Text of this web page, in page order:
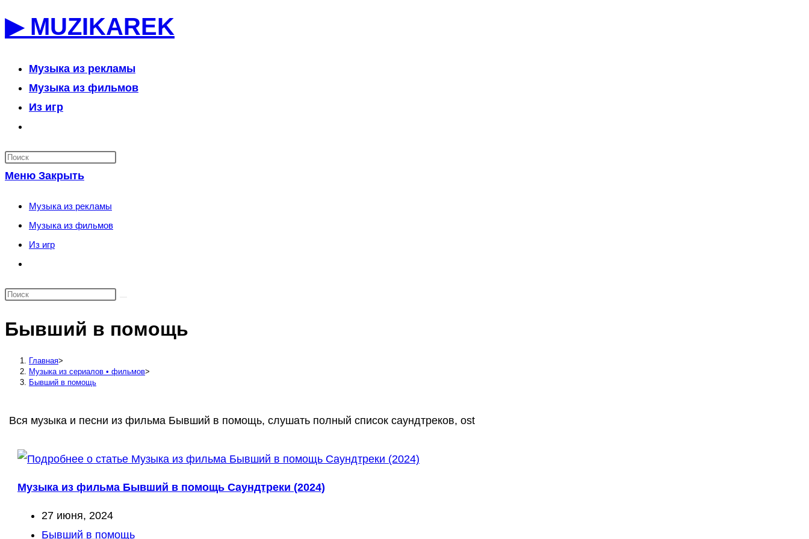
к▶ MUZIKAREK
Музыка из рекламы
Музыка из фильмов
Из игр
по
веб-
сайту
Меню Закрыть
Музыка из рекламы
Музыка из фильмов
Из игр
по
сайту
Бывший в помощь
Главная>
Музыка из сериалов • фильмов>
Бывший в помощь
Вся музыка и песни из фильма Бывший в помощь, слушать полный список саундтреков, ost
Музыка из фильма Бывший в помощь Саундтреки (2024)
Запись
опубликована:
27 июня, 2024
Рубрика
Бывший в помощь